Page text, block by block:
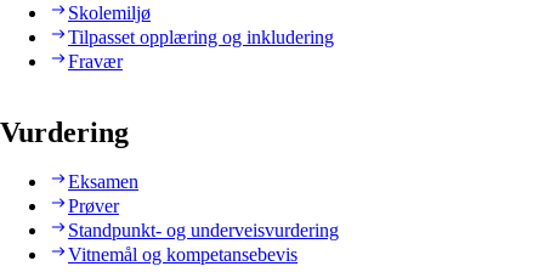
Skolemiljø
Tilpasset opplæring og inkludering
Fravær
Vurdering
Eksamen
Prøver
Standpunkt- og underveisvurdering
Vitnemål og kompetansebevis